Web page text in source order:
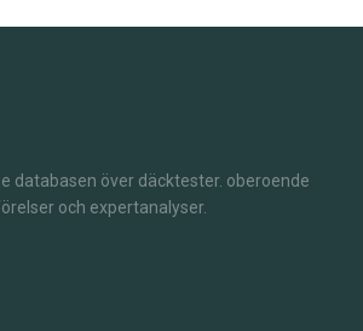
databasen över däcktester. oberoende
och expertanalyser.